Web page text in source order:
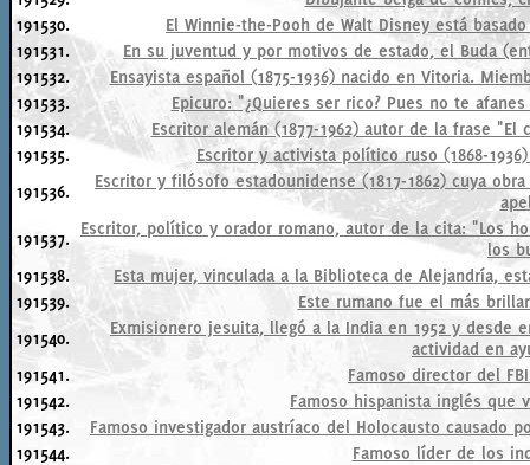
191530.
El Winnie-the-Pooh de Walt Disney está
191531.
En su juventud y por motivos de estado, el Buda
191532.
Ensayista español (1875-1936) nacido en Vitoria.
191533.
Epicuro: "¿Quieres ser rico? Pues no te
191534.
Escritor alemán (1877-1962) autor de la frase
191535.
Escritor y activista político ruso (1868-
191536.
Escritor y filósofo estadounidense (1817-1862) cuya
191537. Escritor, político y orador romano, autor de la cita: "Los
los
191538.
Esta mujer, vinculada a la Biblioteca de Alejandría,
191539.
Este rumano fue el más
191540.
Exmisionero jesuita, llegó a la India en 1952 y desde
actividad en
191541.
Famoso director del
191542.
Famoso hispanista inglés que
191543.
Famoso investigador austríaco del Holocausto causado
191544.
Famoso líder de los